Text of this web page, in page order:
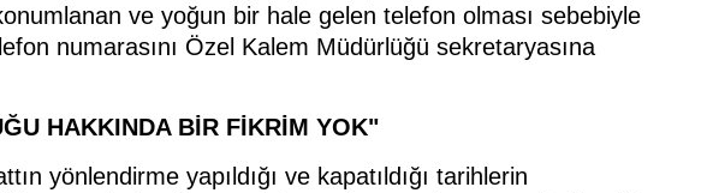
ve yoğun bir hale gelen telefon olması sebebiyle
numarasını Özel Kalem Müdürlüğü sekretaryasına
HAKKINDA BİR FİKRİM YOK"
yönlendirme yapıldığı ve kapatıldığı tarihlerin